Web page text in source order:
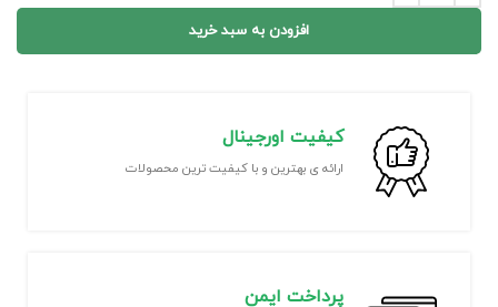
افزودن به سبد خرید
کیفیت اورجینال
ارائه ی بهترین و با کیفیت ترین محصولات
پرداخت ایمن